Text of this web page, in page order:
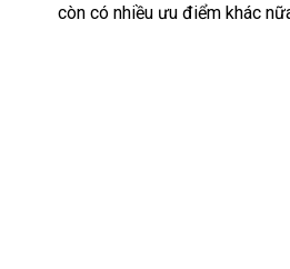
còn có nhiều ưu điểm khác